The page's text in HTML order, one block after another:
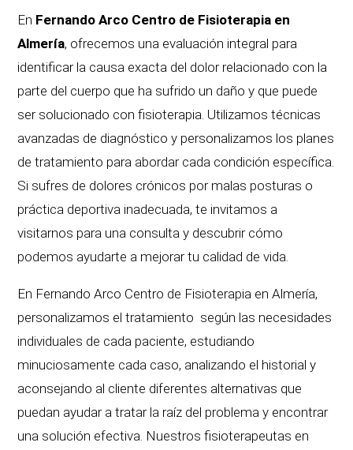
En Fernando Arco Centro de Fisioterapia en
Almería, ofrecemos una evaluación integral para
identificar la causa exacta del dolor relacionado con la
parte del cuerpo que ha sufrido un daño y que puede
ser solucionado con fisioterapia. Utilizamos técnicas
avanzadas de diagnóstico y personalizamos los planes
de tratamiento para abordar cada condición específica.
Si sufres de dolores crónicos por malas posturas o
práctica deportiva inadecuada, te invitamos a
visitarnos para una consulta y descubrir cómo
podemos ayudarte a mejorar tu calidad de vida.
En Fernando Arco Centro de Fisioterapia en Almería,
personalizamos el tratamiento según las necesidades
individuales de cada paciente, estudiando
minuciosamente cada caso, analizando el historial y
aconsejando al cliente diferentes alternativas que
puedan ayudar a tratar la raíz del problema y encontrar
una solución efectiva. Nuestros fisioterapeutas en